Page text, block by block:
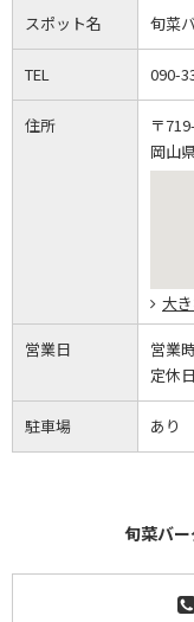
スポット名 旬菜
TEL 090-
住所
〒
岡山
大
営業日 営業
定休
駐車場 あり
旬菜バ